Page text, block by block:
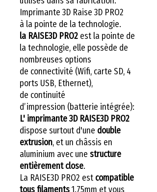
Imprimante 3D Raise 3D PRO2
à la pointe de la technologie.
la RAISE3D PRO2 est la pointe de
la technologie, elle possède de
nombreuses options
de connectivité (Wifi, carte SD, 4
ports USB, Ethernet),
de continuité
d’impression (batterie intégrée):
L' imprimante 3D RAISE3D PRO2
dispose surtout d'une double
extrusion, et un châssis en
aluminium avec une structure
entièrement close.
La RAISE3D PRO2 est compatible
tous filaments1.75mm et vous